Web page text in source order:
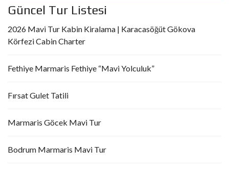
Güncel Tur Listesi
2026 Mavi Tur Kabin Kiralama | Karacasöğüt Gökova
Körfezi Cabin Charter
Fethiye Marmaris Fethiye “Mavi Yolculuk”
Fırsat Gulet Tatili
Marmaris Göcek Mavi Tur
Bodrum Marmaris Mavi Tur